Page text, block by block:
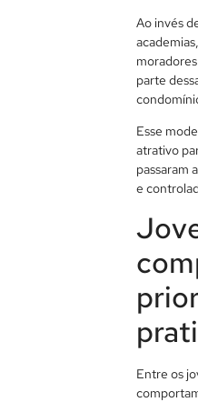
Ao invés
parte
Esse
atrativo
passaram
e
Entre os